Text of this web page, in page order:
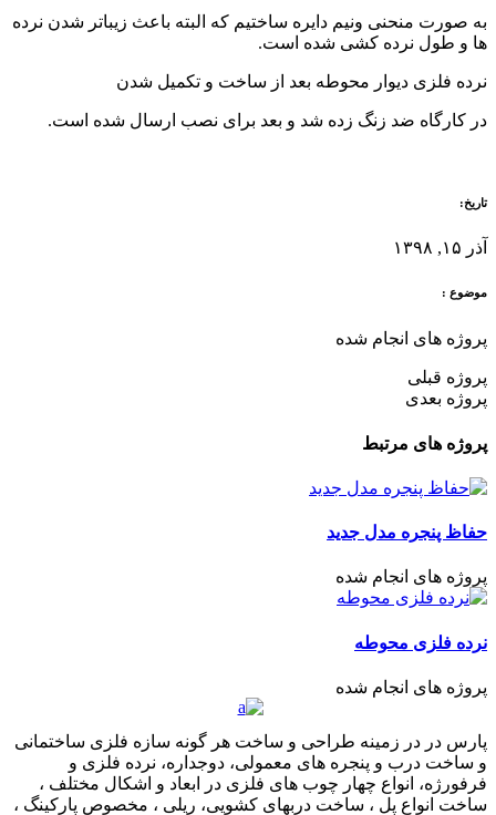
به صورت منحنی ونیم دایره ساختیم که البته باعث زیباتر شدن نرده
ها و طول نرده کشی شده است.
نرده فلزی دیوار محوطه بعد از ساخت و تکمیل شدن
در کارگاه ضد زنگ زده شد و بعد برای نصب ارسال شده است.
تاریخ:
آذر ۱۵, ۱۳۹۸
موضوع :
پروژه های انجام شده
پروژه قبلی
پروژه بعدی
پروژه های مرتبط
حفاظ پنجره مدل جدید
پروژه های انجام شده
نرده فلزی محوطه
پروژه های انجام شده
پارس در در زمینه طراحی و ساخت هر گونه سازه فلزی ساختمانی
و ساخت درب و پنجره های معمولی، دوجداره، نرده فلزی و
فرفورژه، انواع چهار چوب های فلزی در ابعاد و اشکال مختلف ،
ساخت انواع پل ، ساخت دربهای کشویی، ریلی ، مخصوص پارکینگ ،